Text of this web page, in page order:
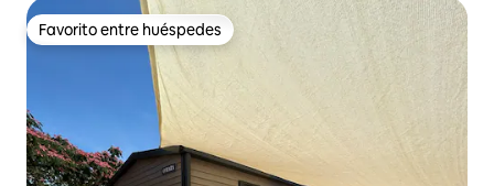
Favorito entre huéspedes
Favorito entre huéspedes